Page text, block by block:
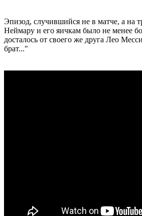
Эпизод, случившийся не в матче, а на
Неймару и его яичкам было не менее
досталось от своего же друга Лео
брат..."